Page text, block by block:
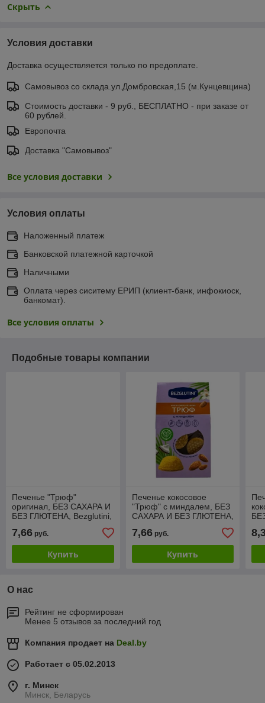
Скрыть
Условия доставки
Доставка осуществляется только по предоплате.
Самовывоз со склада.ул.Домбровская,15 (м.Кунцевщина)
Стоимость доставки - 9 руб., БЕСПЛАТНО - при заказе от
60 рублей.
Европочта
Доставка "Самовывоз"
Все условия доставки
Условия оплаты
Наложенный платеж
Банковской платежной карточкой
Наличными
Оплата через сиситему ЕРИП (клиент-банк, инфокиоск,
банкомат).
Все условия оплаты
Подобные товары компании
Печенье "Трюф"
оригинал, БЕЗ САХАРА И
БЕЗ ГЛЮТЕНА, Bezglutini,
7,66 руб.
Купить
Печенье кокосовое
"Трюф" с миндалем, БЕЗ
САХАРА И БЕЗ ГЛЮТЕНА,
7,66руб.
Купить
О нас
Рейтинг не сформирован
Менее 5 отзывов за последний год
Компания продает на Deal.by
Работает с 05.02.2013
г. Минск
Минск, Беларусь